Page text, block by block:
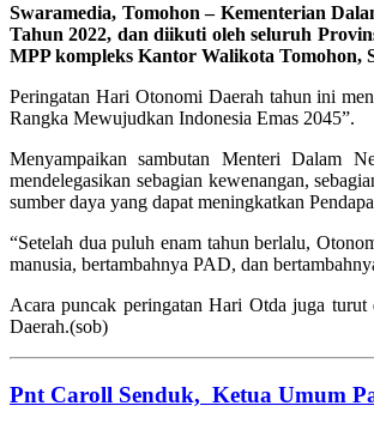
Swaramedia, Tomohon – Kementerian
Tahun 2022, dan diikuti oleh seluruh
MPP kompleks Kantor Walikota Tomohon,
Peringatan Hari Otonomi Daerah tahun ini
Rangka Mewujudkan Indonesia Emas 2045”.
Menyampaikan sambutan Menteri Dalam
mendelegasikan sebagian kewenangan,
sumber daya yang dapat meningkatkan
“Setelah dua puluh enam tahun berlalu,
manusia, bertambahnya PAD, dan
Acara puncak peringatan Hari Otda juga
Daerah.(sob)
Pnt Caroll Senduk, Ketua Umum